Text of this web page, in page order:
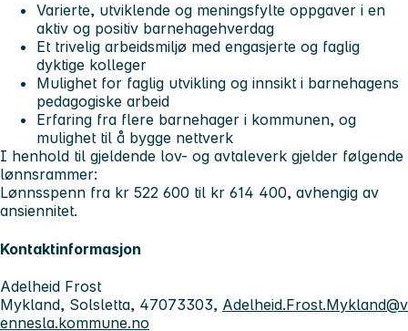
Varierte, utviklende og meningsfylte oppgaver i en
aktiv og positiv barnehagehverdag
Et trivelig arbeidsmiljø med engasjerte og faglig
dyktige kolleger
Mulighet for faglig utvikling og innsikt i barnehagens
pedagogiske arbeid
Erfaring fra flere barnehager i kommunen, og
mulighet til å bygge nettverk
I henhold til gjeldende lov- og avtaleverk gjelder følgende
lønnsrammer:
Lønnsspenn fra kr 522 600 til kr 614 400, avhengig av
ansiennitet.
Kontaktinformasjon
Adelheid Frost
Mykland, Solsletta, 47073303, Adelheid.Frost.Mykland@v
ennesla.kommune.no